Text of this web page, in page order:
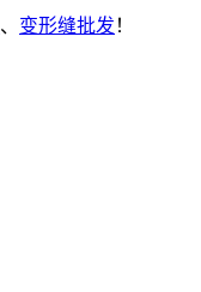
、 变形缝批发 ！